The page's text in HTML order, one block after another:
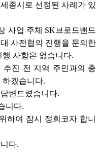
종시로 선정된 사례가 있
사업 주체 SK브로드밴드
사전협의 진행을 문의한
사항은 없습니다.
추진 전 지역 주민과의 충
하겠습니다.
변드렸습니다.
니다.
하여 잠시 정회코자 합니
다.